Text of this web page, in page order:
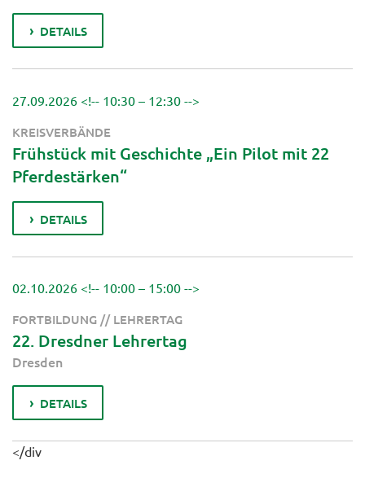
DETAILS
27.09.2026 <!-- 10:30 – 12:30 -->
KREISVERBÄNDE
Frühstück mit Geschichte „Ein Pilot mit 22
Pferdestärken“
DETAILS
02.10.2026 <!-- 10:00 – 15:00 -->
FORTBILDUNG // LEHRERTAG
22. Dresdner Lehrertag
Dresden
DETAILS
</div